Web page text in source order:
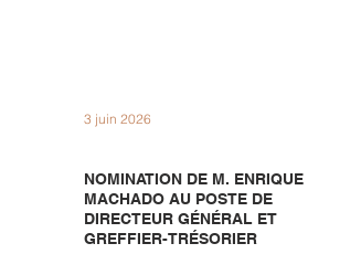
3 juin 2026
NOMINATION DE M. ENRIQUE
MACHADO AU POSTE DE
DIRECTEUR GÉNÉRAL ET
GREFFIER-TRÉSORIER